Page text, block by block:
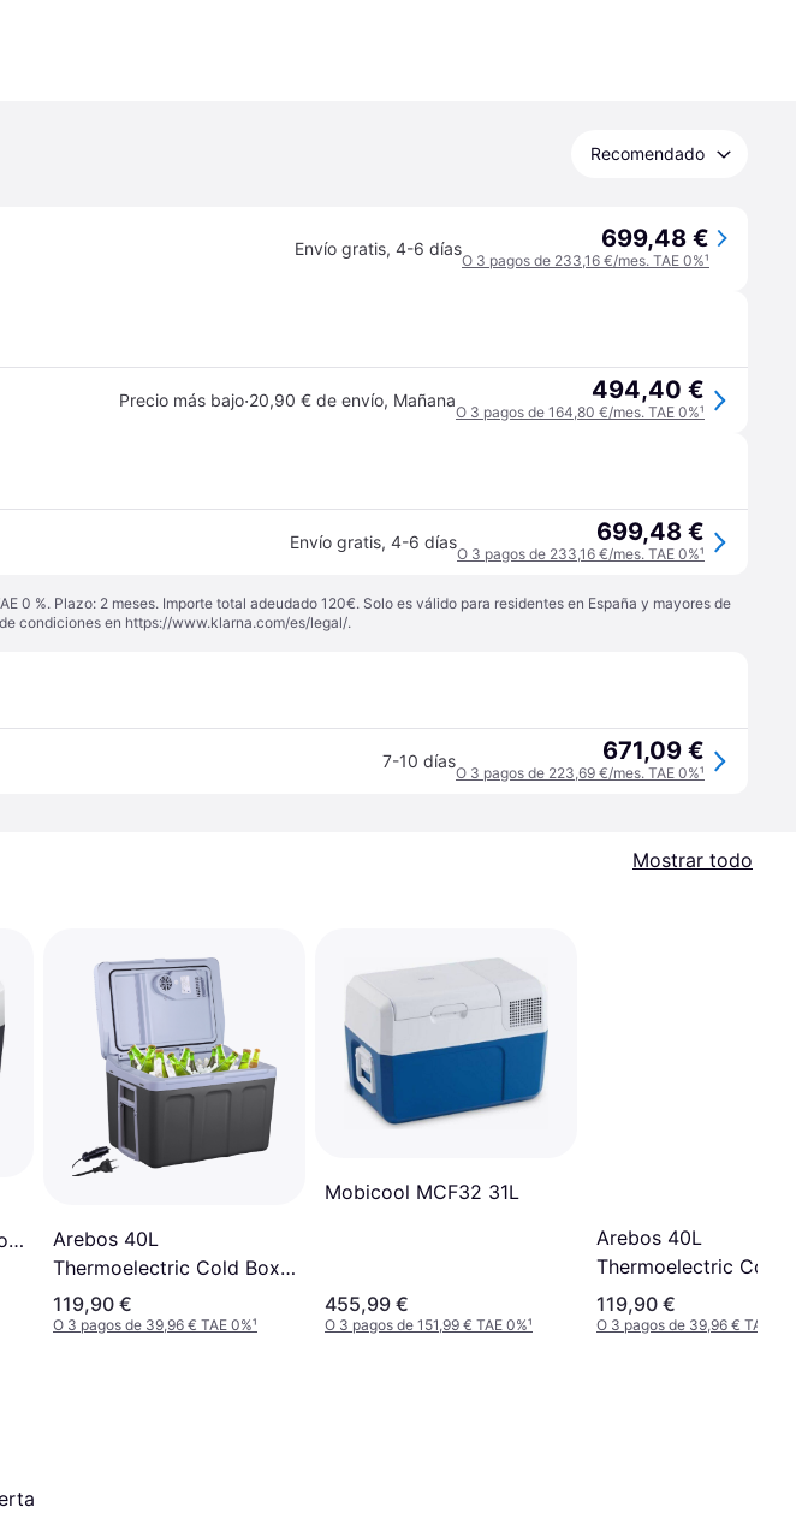
Recomendado
Envío gratis, 4-6 días 699,48 €
O 3 pagos de 233,16 €/mes. TAE 0%¹
Precio más bajo·20,90 € de envío, Mañana 494,40 €
O 3 pagos de 164,80 €/mes. TAE 0%¹
Envío gratis, 4-6 días 699,48 €
O 3 pagos de 233,16 €/mes. TAE 0%¹
0 %. Plazo: 2 meses. Importe total adeudado 120€. Solo es válido para residentes en España y mayores de
condiciones en https://www.klarna.com/es/legal/.
7-10 días 671,09 €
O 3 pagos de 223,69 €/mes. TAE 0%¹
Mostrar todo
Arebos 40L
Thermoelectric Cold Box
Anthracite
119,90 €
O 3 pagos de 39,96 € TAE 0%¹
Mobicool MCF32 31L
455,99 €
O 3 pagos de 151,99 € TAE 0%¹
Arebos 40L
Thermoelectric Cold
Red
119,90 €
O 3 pagos de 39,96 € TAE 0%